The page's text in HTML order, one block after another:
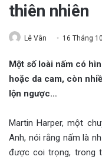
thiên nhiên
Lê Vân 16 Tháng
Một số loài nấm có
hoặc da cam, còn
lộn ngược…
Martin Harper, một
Anh, nói rằng nấm là
được coi trọng, trong